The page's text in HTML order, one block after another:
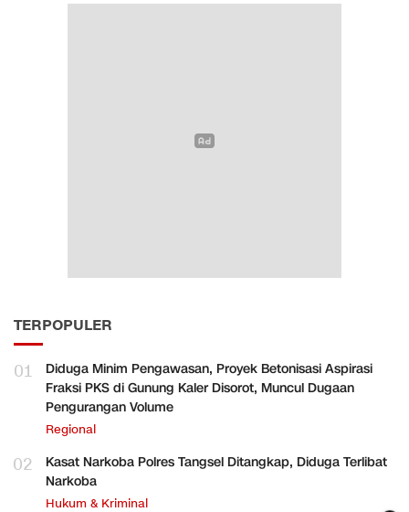
TERPOPULER
01
Diduga Minim Pengawasan, Proyek Betonisasi Aspirasi
Fraksi PKS di Gunung Kaler Disorot, Muncul Dugaan
Pengurangan Volume
Regional
02
Kasat Narkoba Polres Tangsel Ditangkap, Diduga Terlibat
Narkoba
Hukum & Kriminal